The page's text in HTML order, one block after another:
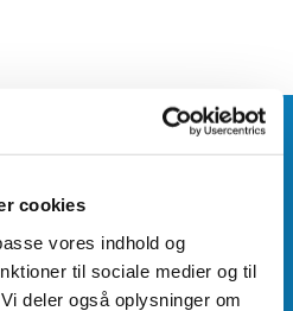
cookies
vores indhold og
til sociale medier og til
deler også oplysninger om